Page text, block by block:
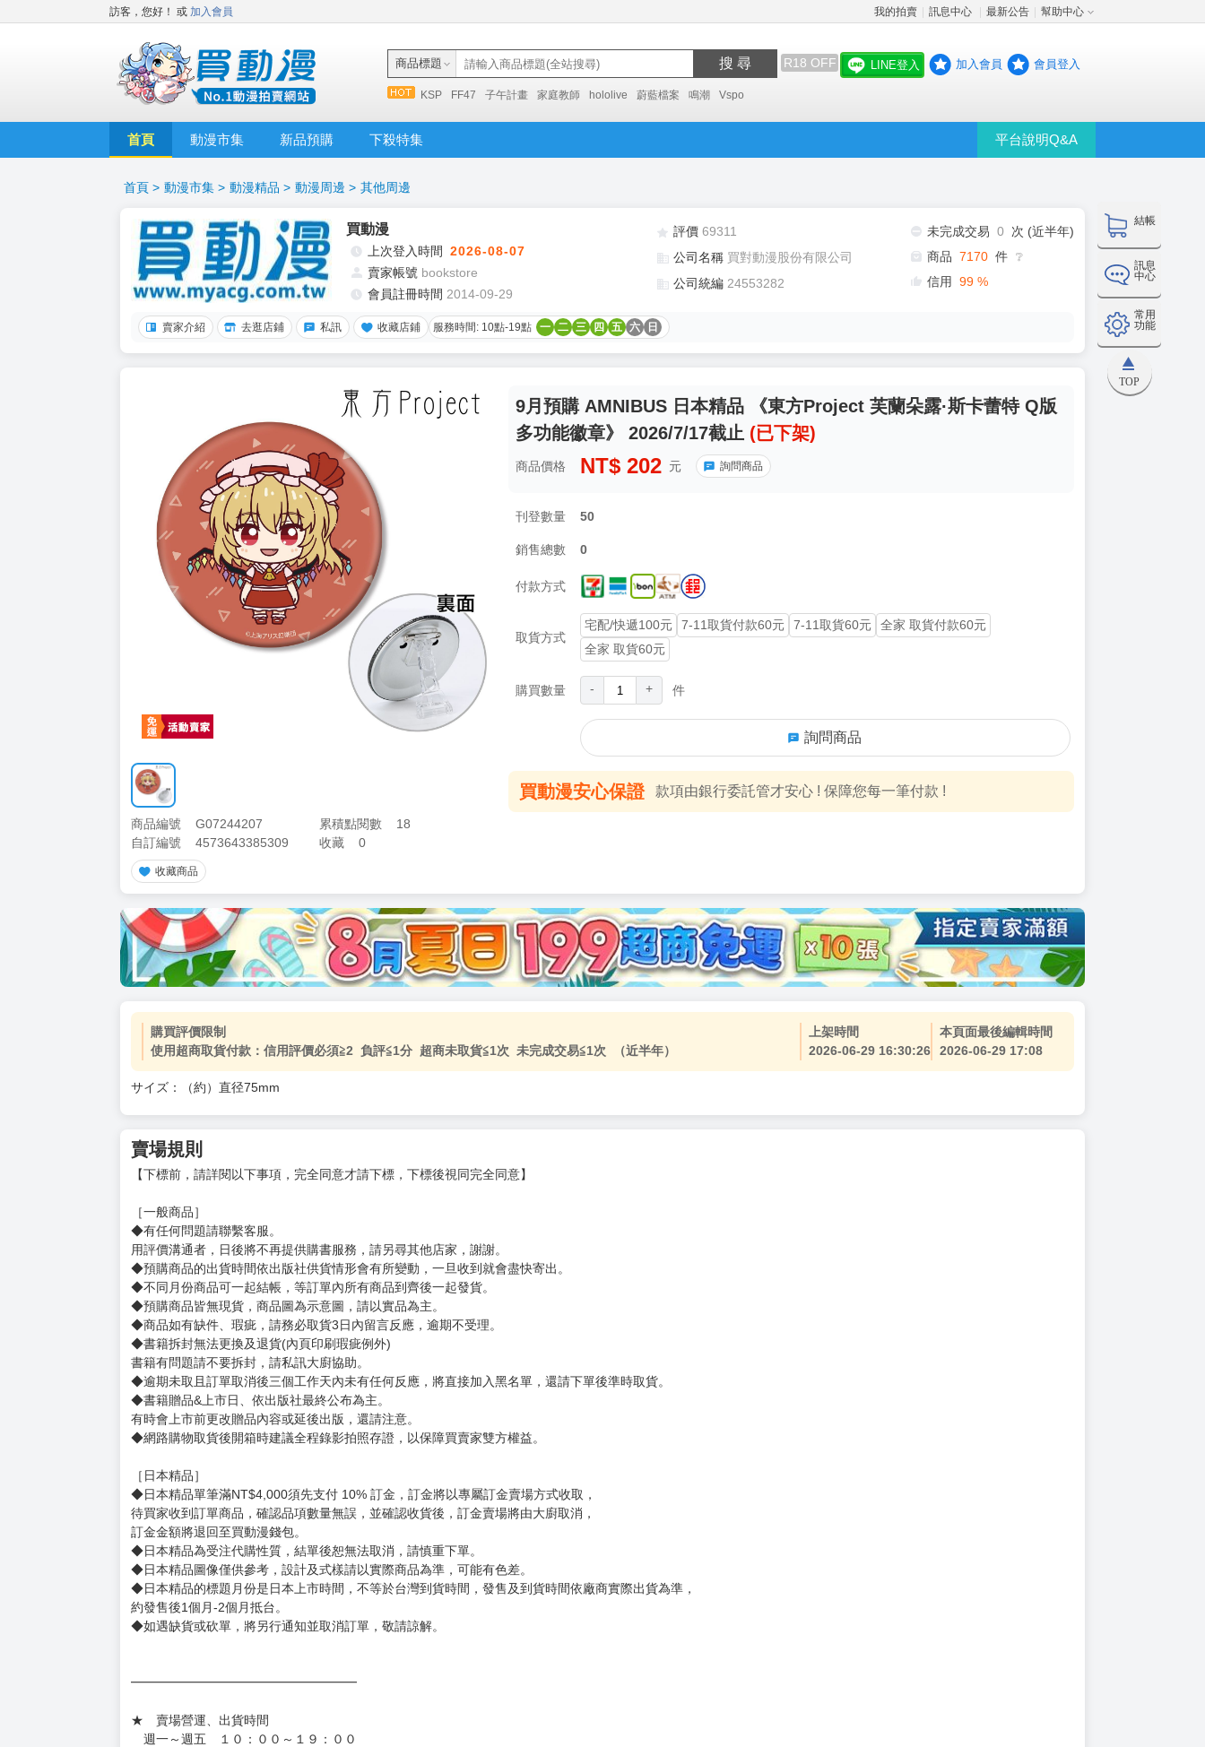
訪客，您好！ 或 加入會員 我的拍賣 訊息中心 最新公告 幫助中心
商品標題 搜 尋 R18 OFF
KSP FF47 子午計畫 家庭教師 hololive 蔚藍檔案 鳴潮 Vspo
LINE登入 加入會員 會員登入
首頁 動漫市集 新品預購 下殺特集 平台說明Q&A
結帳
訊息
中心
常用
功能
TOP
首頁 > 動漫市集 > 動漫精品 > 動漫周邊 > 其他周邊
買動漫
上次登入時間 2026-08-07
賣家帳號 bookstore
會員註冊時間 2014-09-29
評價 69311
公司名稱 買對動漫股份有限公司
公司統編 24553282
未完成交易 0
次 (近半年)
商品 7170 件 ❔
信用 99 %
賣家介紹 去逛店鋪 私訊 收藏店鋪 服務時間: 10點-19點 一 二 三 四 五 六 日
商品編號 G07244207 累積點閱數
18
自訂編號
4573643385309 收藏 0
收藏商品
9月預購 AMNIBUS 日本精品 《東方Project 芙蘭朵露·斯卡蕾特 Q版
多功能徽章》 2026/7/17截止 (已下架)
商品價格 NT$ 202 元 詢問商品
刊登數量 50
銷售總數 0
付款方式
取貨方式
宅配/快遞100元 7-11取貨付款60元 7-11取貨60元
全家 取貨付款60元
全家 取貨60元
購買數量 - + 件
詢問商品
買動漫安心保證 款項由銀行委託管才安心 ! 保障您每一筆付款 !
購買評價限制
使用超商取貨付款：信用評價必須≧2 負評≦1分 超商未取貨≦1次 未完成交易≦1次 （近半年）
上架時間
2026-06-29 16:30:26
本頁面最後編輯時間
2026-06-29 17:08
サイズ：（約）直径75mm
賣場規則
【下標前，請詳閱以下事項，完全同意才請下標，下標後視同完全同意】
［一般商品］
◆有任何問題請聯繫客服。
用評價溝通者，日後將不再提供購書服務，請另尋其他店家，謝謝。
◆預購商品的出貨時間依出版社供貨情形會有所變動，一旦收到就會盡快寄出。
◆不同月份商品可一起結帳，等訂單內所有商品到齊後一起發貨。
◆預購商品皆無現貨，商品圖為示意圖，請以實品為主。
◆商品如有缺件、瑕疵，請務必取貨3日內留言反應，逾期不受理。
◆書籍拆封無法更換及退貨(內頁印刷瑕疵例外)
書籍有問題請不要拆封，請私訊大廚協助。
◆逾期未取且訂單取消後三個工作天內未有任何反應，將直接加入黑名單，還請下單後準時取貨。
◆書籍贈品&上市日、依出版社最終公布為主。
有時會上市前更改贈品內容或延後出版，還請注意。
◆網路購物取貨後開箱時建議全程錄影拍照存證，以保障買賣家雙方權益。
［日本精品］
◆日本精品單筆滿NT$4,000須先支付 10% 訂金，訂金將以專屬訂金賣場方式收取，
待買家收到訂單商品，確認品項數量無誤，並確認收貨後，訂金賣場將由大廚取消，
訂金金額將退回至買動漫錢包。
◆日本精品為受注代購性質，結單後恕無法取消，請慎重下單。
◆日本精品圖像僅供參考，設計及式樣請以實際商品為準，可能有色差。
◆日本精品的標題月份是日本上市時間，不等於台灣到貨時間，發售及到貨時間依廠商實際出貨為準，
約發售後1個月-2個月抵台。
◆如遇缺貨或砍單，將另行通知並取消訂單，敬請諒解。
━━━━━━━━━━━━━━━━━━
★ 賣場營運、出貨時間
週一～週五 １０：００～１９：００